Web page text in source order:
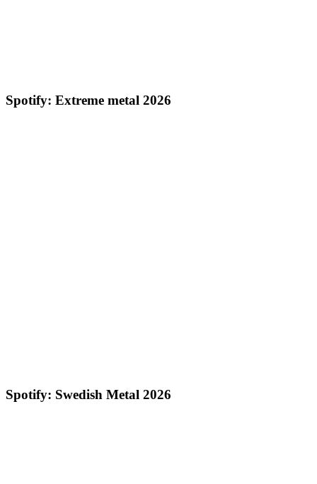
Spotify: Extreme metal 2026
Spotify: Swedish Metal 2026